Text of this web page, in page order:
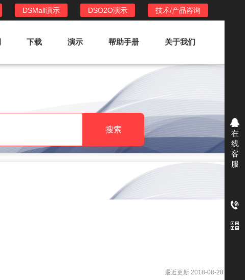
技术/产品咨询
DSO2O演示
DSMall演示
DSO2O功能列表
提供新零售线上化经营管理工具，基于
LBS定位，只为让更多客户、多次到店
消费
下载 演示 帮助手册 关于我们
搜索
最近更新:2018-08-28
在
线
客
服